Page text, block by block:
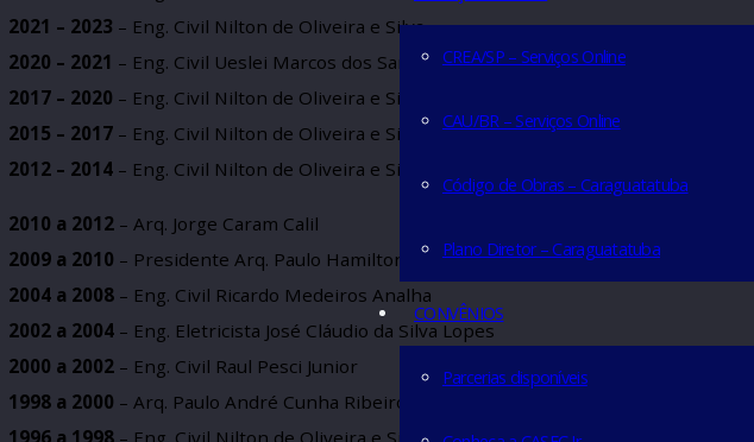
SERVIÇOS ONLINE
CREA/SP – Serviços Online
CAU/BR – Serviços Online
Código de Obras – Caraguatatuba
Plano Diretor – Caraguatatuba
2024 – 2026
– Eng. Civil Nilton de Oliveira e Silva
2021 – 2023
– Eng. Civil Nilton de Oliveira e Silva
2020 – 2021
– Eng. Civil Ueslei Marcos dos Santos
2017 – 2020– Eng. Civil Nilton de Oliveira e Silva
2012 – 2014
– Eng. Civil Nilton de Oliveira e Silva
2010 a 2012– Arq. Jorge Caram Calil
2009 a 2010
– Presidente Arq. Paulo Hamilton Telles Filho
– Eng. Civil Ricardo Medeiros Analha
2002 a 2004
– Eng. Eletricista José Cláudio da Silva Lopes